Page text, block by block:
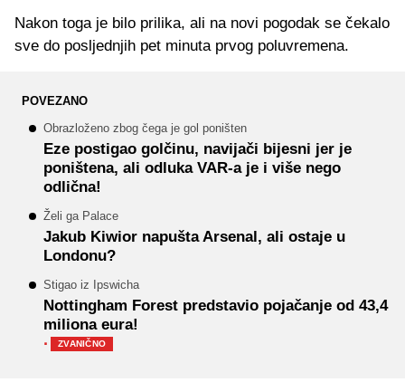
Nakon toga je bilo prilika, ali na novi pogodak se čekalo
sve do posljednjih pet minuta prvog poluvremena.
POVEZANO
Obrazloženo zbog čega je gol poništen
Eze postigao golčinu, navijači bijesni jer je
poništena, ali odluka VAR-a je i više nego
odlična!
Želi ga Palace
Jakub Kiwior napušta Arsenal, ali ostaje u
Londonu?
Stigao iz Ipswicha
Nottingham Forest predstavio pojačanje od 43,4
miliona eura!
· ZVANIČNO